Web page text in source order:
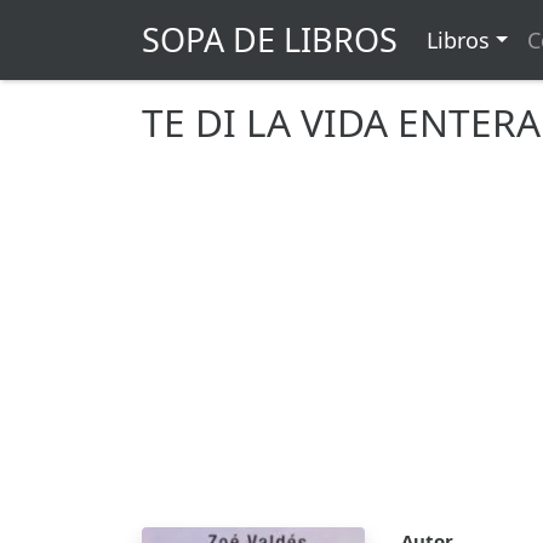
SOPA DE LIBROS Libros
TE DI LA VIDA ENTERA